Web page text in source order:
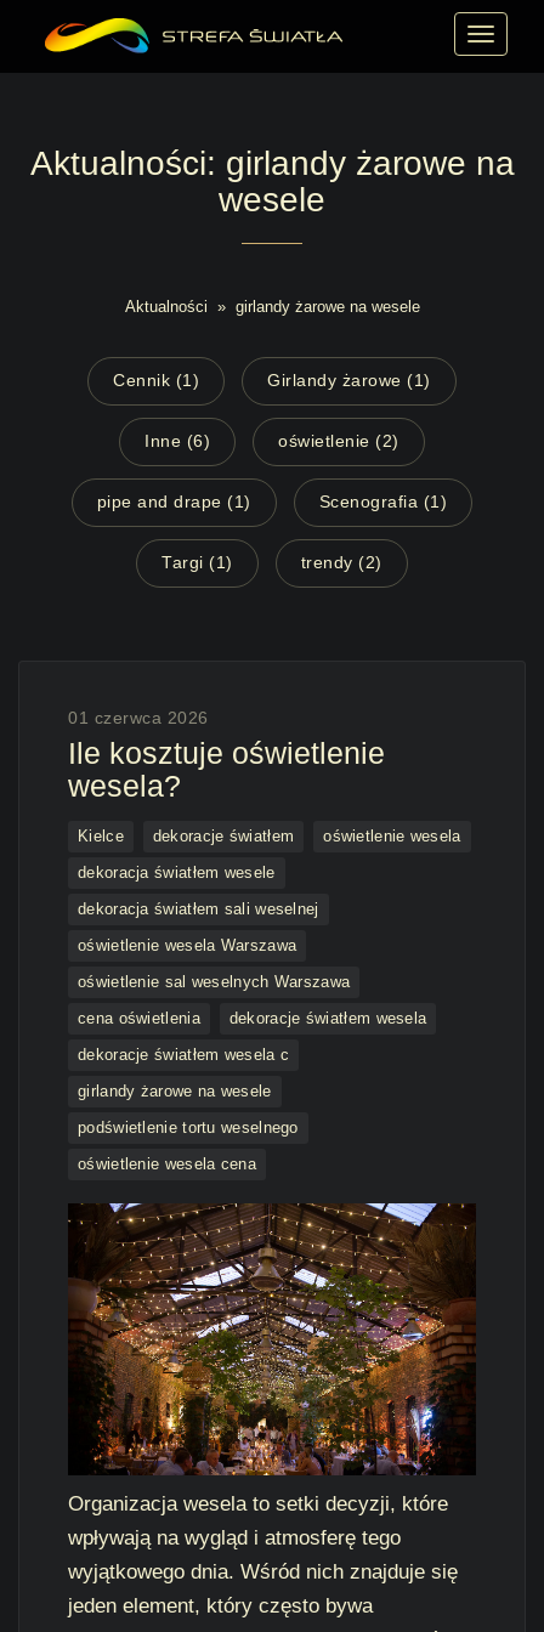
MENU
Aktualności: girlandy żarowe na
wesele
Aktualności » girlandy żarowe na wesele
Cennik (1) Girlandy żarowe (1)
Inne (6) oświetlenie (2)
pipe and drape (1) Scenografia (1)
Targi (1) trendy (2)
01 czerwca 2026
Ile kosztuje oświetlenie
wesela?
Kielce dekoracje światłem
oświetlenie wesela
dekoracja światłem wesele
dekoracja światłem sali weselnej
oświetlenie wesela Warszawa
oświetlenie sal weselnych Warszawa
cena oświetlenia
dekoracje światłem wesela
dekoracje światłem wesela c
girlandy żarowe na wesele
podświetlenie tortu weselnego
oświetlenie wesela cena
Organizacja wesela to setki decyzji, które
wpływają na wygląd i atmosferę tego
wyjątkowego dnia. Wśród nich znajduje się
jeden element, który często bywa